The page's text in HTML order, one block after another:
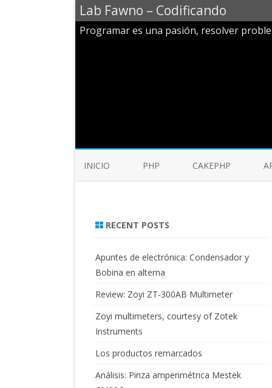
Lab Fawno – Codificando
Programar es una pasión, resolver
INICIO PHP CAKEPHP
RECENT POSTS
Apuntes de electrónica: Condensador y
Bobina en alterna
Review: Zoyi ZT-300AB Multimeter
Zoyi multimeters, courtesy of Zotek
Instruments
Los productos remarcados
Análisis: Pinza amperimétrica Mestek